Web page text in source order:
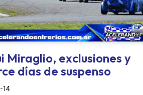
Miraglio, exclusiones y
días de suspenso
14